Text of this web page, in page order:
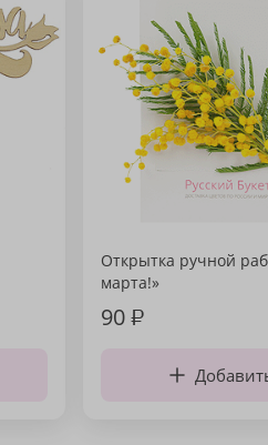
Открытка ручной
марта!»
90₽